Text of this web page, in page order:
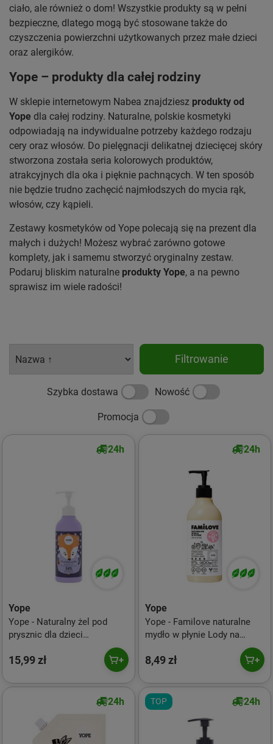
ciało, ale również o dom! Wszystkie produkty są w pełni
bezpieczne, dlatego mogą być stosowane także do
czyszczenia powierzchni użytkowanych przez małe dzieci
oraz alergików.
Yope – produkty dla całej rodziny
W sklepie internetowym Nabea znajdziesz produkty od
Yope dla całej rodziny. Naturalne, polskie kosmetyki
odpowiadają na indywidualne potrzeby każdego rodzaju
cery oraz włosów. Do pielęgnacji delikatnej dziecięcej skóry
stworzona została seria kolorowych produktów,
atrakcyjnych dla oka i pięknie pachnących. W ten sposób
nie będzie trudno zachęcić najmłodszych do mycia rąk,
włosów, czy kąpieli.
Zestawy kosmetyków od Yope polecają się na prezent dla
małych i dużych! Możesz wybrać zarówno gotowe
komplety, jak i samemu stworzyć oryginalny zestaw.
Podaruj bliskim naturalne produkty Yope, a na pewno
sprawisz im wiele radości!
Filtrowanie
Szybka dostawa Nowość
Promocja
24h
Yope
Yope - Naturalny żel pod
prysznic dla dzieci
Pomarańcza & Jabłko 400ml
15,99 zł
24h
Yope
Yope - Familove naturalne
mydło w płynie Lody na
8,49 zł
24h TOP 24h